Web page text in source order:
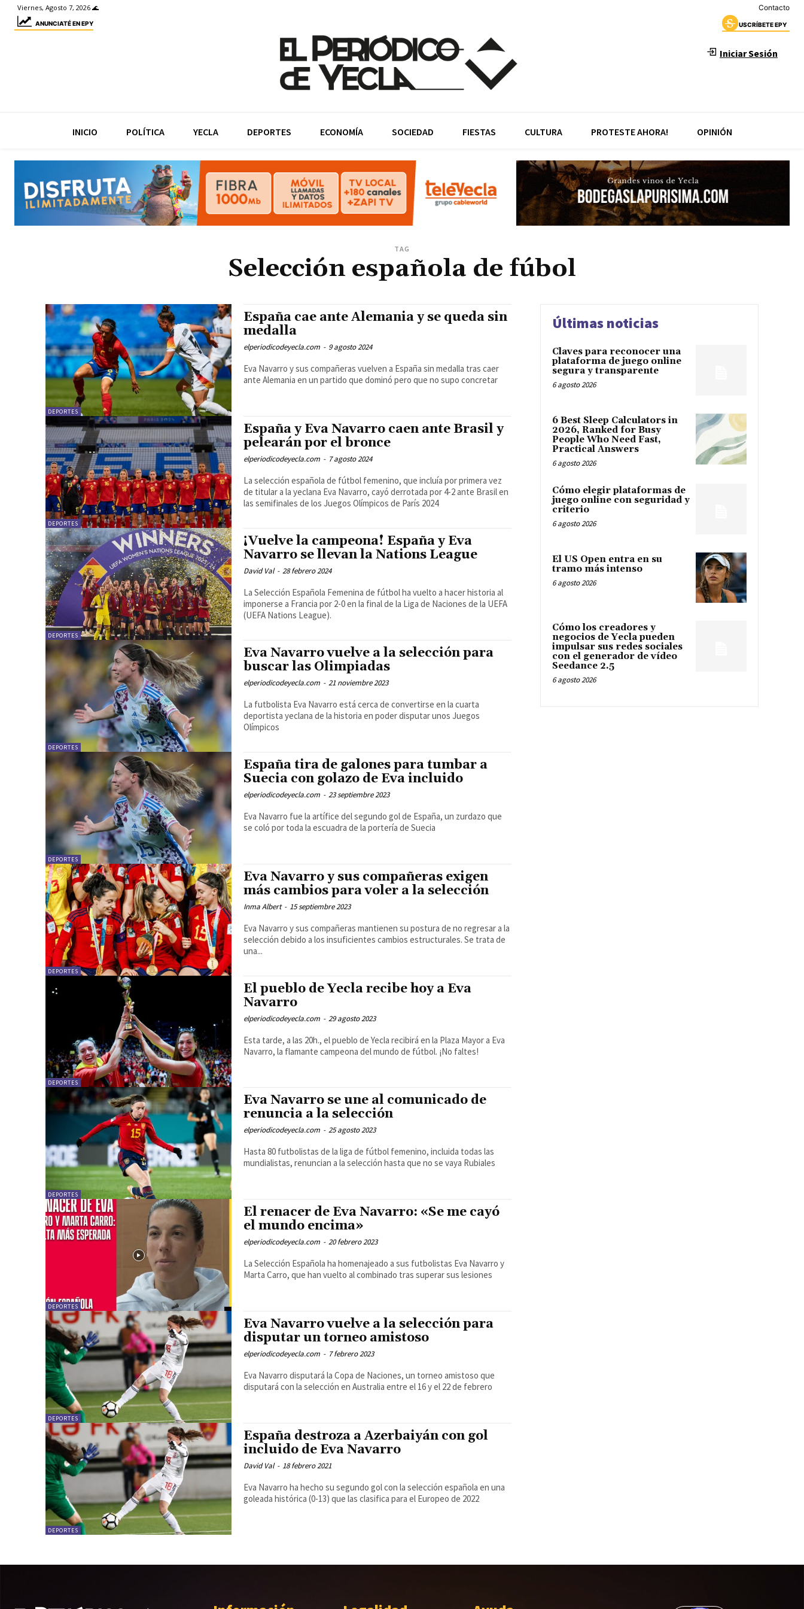
Viernes, Agosto 7, 2026 🌊 Contacto
ANUNCIATÉ EN EPY USCRÍBETE EPY
Iniciar Sesión
INICIO POLÍTICA YECLA DEPORTES ECONOMÍA SOCIEDAD FIESTAS CULTURA PROTESTE AHORA! OPINIÓN
TAG
Selección española de fúbol
DEPORTES
España cae ante Alemania y se queda sin
medalla
elperiodicodeyecla.com - 9 agosto 2024
Eva Navarro y sus compañeras vuelven a España sin medalla tras caer
ante Alemania en un partido que dominó pero que no supo concretar
DEPORTES
España y Eva Navarro caen ante Brasil y
pelearán por el bronce
elperiodicodeyecla.com - 7 agosto 2024
La selección española de fútbol femenino, que incluía por primera vez
de titular a la yeclana Eva Navarro, cayó derrotada por 4-2 ante Brasil en
las semifinales de los Juegos Olímpicos de París 2024
DEPORTES
¡Vuelve la campeona! España y Eva
Navarro se llevan la Nations League
David Val - 28 febrero 2024
La Selección Española Femenina de fútbol ha vuelto a hacer historia al
imponerse a Francia por 2-0 en la final de la Liga de Naciones de la UEFA
(UEFA Nations League).
DEPORTES
Eva Navarro vuelve a la selección para
buscar las Olimpiadas
elperiodicodeyecla.com - 21 noviembre 2023
La futbolista Eva Navarro está cerca de convertirse en la cuarta
deportista yeclana de la historia en poder disputar unos Juegos
Olímpicos
DEPORTES
España tira de galones para tumbar a
Suecia con golazo de Eva incluido
elperiodicodeyecla.com - 23 septiembre 2023
Eva Navarro fue la artífice del segundo gol de España, un zurdazo que
se coló por toda la escuadra de la portería de Suecia
DEPORTES
Eva Navarro y sus compañeras exigen
más cambios para voler a la selección
Inma Albert - 15 septiembre 2023
Eva Navarro y sus compañeras mantienen su postura de no regresar a la
selección debido a los insuficientes cambios estructurales. Se trata de
una...
DEPORTES
El pueblo de Yecla recibe hoy a Eva
Navarro
elperiodicodeyecla.com - 29 agosto 2023
Esta tarde, a las 20h., el pueblo de Yecla recibirá en la Plaza Mayor a Eva
Navarro, la flamante campeona del mundo de fútbol. ¡No faltes!
DEPORTES
Eva Navarro se une al comunicado de
renuncia a la selección
elperiodicodeyecla.com - 25 agosto 2023
Hasta 80 futbolistas de la liga de fútbol femenino, incluida todas las
mundialistas, renuncian a la selección hasta que no se vaya Rubiales
DEPORTES
El renacer de Eva Navarro: «Se me cayó
el mundo encima»
elperiodicodeyecla.com - 20 febrero 2023
La Selección Española ha homenajeado a sus futbolistas Eva Navarro y
Marta Carro, que han vuelto al combinado tras superar sus lesiones
DEPORTES
Eva Navarro vuelve a la selección para
disputar un torneo amistoso
elperiodicodeyecla.com - 7 febrero 2023
Eva Navarro disputará la Copa de Naciones, un torneo amistoso que
disputará con la selección en Australia entre el 16 y el 22 de febrero
DEPORTES
España destroza a Azerbaiyán con gol
incluido de Eva Navarro
David Val - 18 febrero 2021
Eva Navarro ha hecho su segundo gol con la selección española en una
goleada histórica (0-13) que las clasifica para el Europeo de 2022
Últimas noticias
Claves para reconocer una
plataforma de juego online
segura y transparente
6 agosto 2026
6 Best Sleep Calculators in
2026, Ranked for Busy
People Who Need Fast,
Practical Answers
6 agosto 2026
Cómo elegir plataformas de
juego online con seguridad y
criterio
6 agosto 2026
El US Open entra en su
tramo más intenso
6 agosto 2026
Cómo los creadores y
negocios de Yecla pueden
impulsar sus redes sociales
con el generador de vídeo
Seedance 2.5
6 agosto 2026